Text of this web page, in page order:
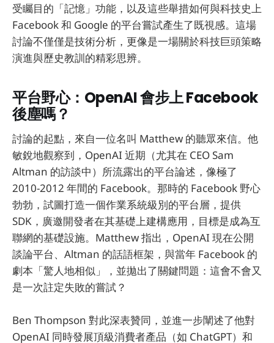
受矚目的「記憶」功能，以及這些舉措如何與科技史上
Facebook 和 Google 的平台嘗試產生了既視感。這場
討論不僅僅是技術分析，更像是一場關於科技巨頭策略
演進與歷史教訓的精彩思辨。
平台野心：OpenAI 會步上 Facebook
後塵嗎？
討論的起點，來自一位名叫 Matthew 的聽眾來信。他
敏銳地觀察到，OpenAI 近期（尤其在 CEO Sam
Altman 的訪談中）所流露出的平台論述，像極了
2010-2012 年間的 Facebook。那時的 Facebook 野心
勃勃，試圖打造一個作業系統級別的平台層，提供
SDK，廣邀開發者在其基礎上建構應用，目標是成為互
聯網的基礎設施。Matthew 指出，OpenAI 現在公開
談論平台、Altman 的話語框架，與當年 Facebook 的
劇本「驚人地相似」，並拋出了關鍵問題：這會不會又
是一次註定失敗的嘗試？
Ben Thompson 對此深表贊同，並進一步闡述了他對
OpenAI 同時發展頂級消費者產品（如 ChatGPT）和